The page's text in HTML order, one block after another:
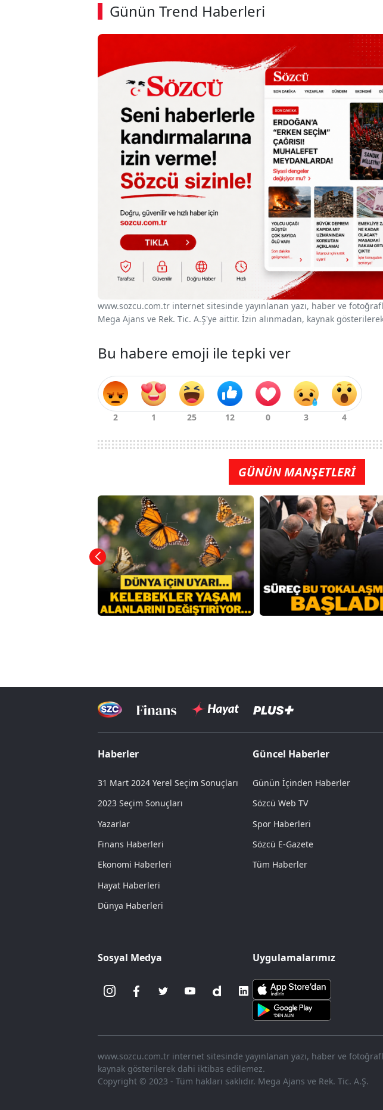
Günün Trend Haberleri
www.sozcu.com.tr internet sitesinde yayınlanan yazı, haber ve
Mega Ajans ve Rek. Tic. A.Ş'ye aittir. İzin alınmadan, kaynak
Bu habere emoji ile tepki ver
GÜNÜN MANŞETLERİ
Haberler
31 Mart 2024 Yerel Seçim Sonuçları
2023 Seçim Sonuçları
Yazarlar
Finans Haberleri
Ekonomi Haberleri
Hayat Haberleri
Dünya Haberleri
Güncel Haberler
Günün İçinden Haberler
Sözcü Web TV
Spor Haberleri
Sözcü E-Gazete
Tüm Haberler
Sosyal Medya Uygulamalarımız
www.sozcu.com.tr internet sitesinde yayınlanan yazı, haber ve
kaynak gösterilerek dahi iktibas edilemez.
Copyright © 2023 - Tüm hakları saklıdır. Mega Ajans ve Rek. Tic. A.Ş.